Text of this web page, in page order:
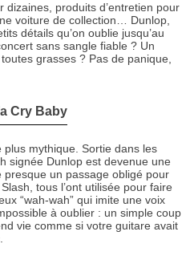
produits d’entretien pour
voiture de collection… Dunlop,
détails qu’on oublie jusqu’au
sans sangle fiable ? Un
grasses ? Pas de panique,
Cry Baby
mythique. Sortie dans les
signée Dunlop est devenue une
presque un passage obligé pour
tous l’ont utilisée pour faire
“wah-wah” qui imite une voix
à oublier : un simple coup
vie comme si votre guitare avait